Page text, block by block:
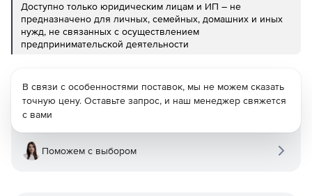
Доступно только юридическим лицам и ИП – не
предназначено для личных, семейных, домашних и иных
нужд, не связанных с осуществлением
предпринимательской деятельности
В связи с особенностями поставок, мы не можем сказать
точную цену. Оставьте запрос, и наш менеджер свяжется
с вами
Поможем с выбором